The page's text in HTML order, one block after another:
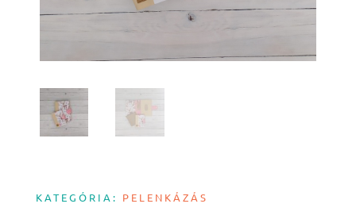
KATEGÓRIA: PELENKÁZÁS